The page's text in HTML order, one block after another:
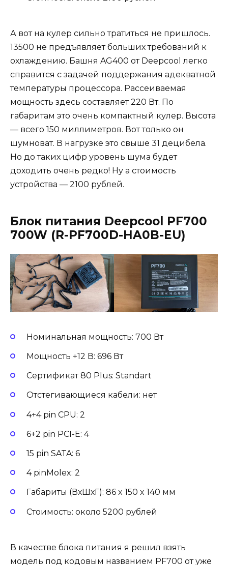
А вот на кулер сильно тратиться не пришлось.
13500 не предъявляет больших требований к
охлаждению. Башня AG400 от Deepcool легко
справится с задачей поддержания адекватной
температуры процессора. Рассеиваемая
мощность здесь составляет 220 Вт. По
габаритам это очень компактный кулер. Высота
— всего 150 миллиметров. Вот только он
шумноват. В нагрузке это свыше 31 децибела.
Но до таких цифр уровень шума будет
доходить очень редко! Ну а стоимость
устройства — 2100 рублей.
Блок питания Deepcool PF700
700W (R-PF700D-HA0B-EU)
Номинальная мощность: 700 Вт
Мощность +12 В: 696 Вт
Сертификат 80 Plus: Standart
Отстегивающиеся кабели: нет
4+4 pin CPU: 2
6+2 pin PCI-E: 4
15 pin SATA: 6
4 pinMolex: 2
Габариты (ВхШхГ): 86 x 150 x 140 мм
Стоимость: около 5200 рублей
В качестве блока питания я решил взять
модель под кодовым названием PF700 от уже